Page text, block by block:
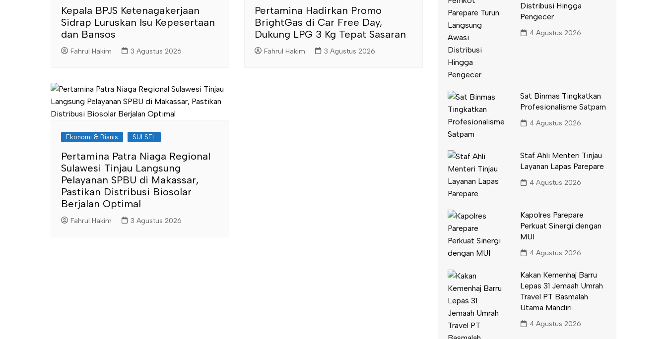
Kepala BPJS Ketenagakerjaan
Sidrap Luruskan Isu Kepesertaan
dan Bansos
Fahrul Hakim 3 Agustus 2026
Pertamina Hadirkan Promo
BrightGas di Car Free Day,
Dukung LPG 3 Kg Tepat Sasaran
Fahrul Hakim 3 Agustus 2026
Ekonomi & Bisnis SULSEL
Pertamina Patra Niaga Regional
Sulawesi Tinjau Langsung
Pelayanan SPBU di Makassar,
Pastikan Distribusi Biosolar
Berjalan Optimal
Fahrul Hakim 3 Agustus 2026
Distribusi Hingga
Pengecer
4 Agustus 2026
Sat Binmas Tingkatkan
Profesionalisme Satpam
4 Agustus 2026
Staf Ahli Menteri Tinjau
Layanan Lapas Parepare
4 Agustus 2026
Kapolres Parepare
Perkuat Sinergi dengan
MUI
4 Agustus 2026
Kakan Kemenhaj Barru
Lepas 31 Jemaah Umrah
Travel PT Basmalah
Utama Mandiri
4 Agustus 2026